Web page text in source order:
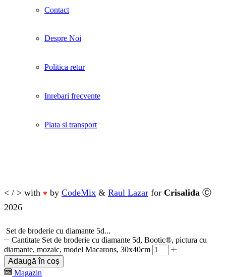
Contact
Despre Noi
Politica retur
Inrebari frecvente
Plata si transport
< / > with ♥ by CodeMix & Raul Lazar for Crisalida Ⓒ
2026
Set de broderie cu diamante 5d...
Cantitate Set de broderie cu diamante 5d, Bootic®, pictura cu
diamante, mozaic, model Macarons, 30x40cm
Adaugă în coș
Magazin